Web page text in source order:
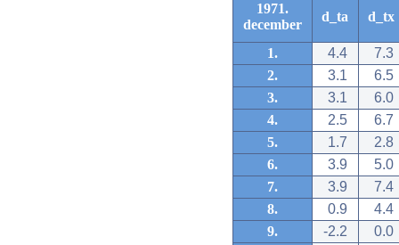
1971.
december
d_ta d_tx
1. 4.4
7.3
2.
3.1
6.5
3.
3.1
6.0
4.
2.5
6.7
5.
1.7
2.8
6.
3.9
5.0
7.
3.9
7.4
8.
0.9
4.4
9.
-2.2
0.0